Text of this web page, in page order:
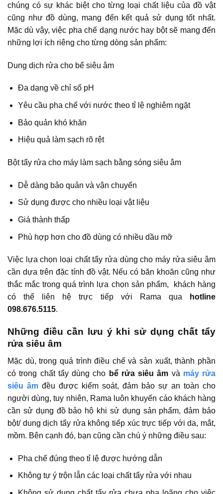
chúng có sự khác biệt cho từng loại chất liệu của đồ vật
cũng như đồ dùng, mang đến kết quả sử dụng tốt nhất.
Mặc dù vậy, việc pha chế dạng nước hay bột sẽ mang đến
những lợi ích riêng cho từng dòng sản phẩm:
Dung dịch rửa cho bể siêu âm
Đa dạng về chỉ số pH
Yêu cầu pha chế với nước theo tỉ lệ nghiêm ngặt
Bảo quản khó khăn
Hiệu quả làm sạch rõ rệt
Bột tẩy rửa cho máy làm sạch bằng sóng siêu âm
Dễ dàng bảo quản và vận chuyển
Sử dụng được cho nhiều loại vật liệu
Giá thành thấp
Phù hợp hơn cho đồ dùng có nhiều dầu mỡ
Việc lựa chọn loại chất tẩy rửa dùng cho máy rửa siêu âm
cần dựa trên đặc tính đồ vật. Nếu có băn khoăn cũng như
thắc mắc trong quá trình lựa chọn sản phẩm, khách hàng
có thể liên hệ trực tiếp với Rama qua
hotline
098.676.5115.
Những điều cần lưu ý khi sử dụng chất tẩy
rửa siêu âm
Mặc dù, trong quá trình điều chế và sản xuất, thành phần
có trong chất tẩy dùng cho bể rửa siêu âm và máy rửa
siêu âm đều được kiểm soát, đảm bảo sự an toàn cho
người dùng, tuy nhiên, Rama luôn khuyến cáo khách hàng
cần sử dụng đồ bảo hộ khi sử dụng sản phẩm, đảm bảo
bột/ dung dịch tẩy rửa không tiếp xúc trực tiếp với da, mắt,
mồm. Bên cạnh đó, bạn cũng cần chú ý những điều sau:
Pha chế đúng theo tỉ lệ được hướng dẫn
Không tự ý trộn lẫn các loại chất tẩy rửa với nhau